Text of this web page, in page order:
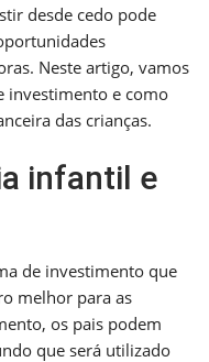
desde cedo pode
Neste artigo, vamos
investimento e como
das crianças.
infantil e
de investimento que
melhor para as
os pais podem
que será utilizado